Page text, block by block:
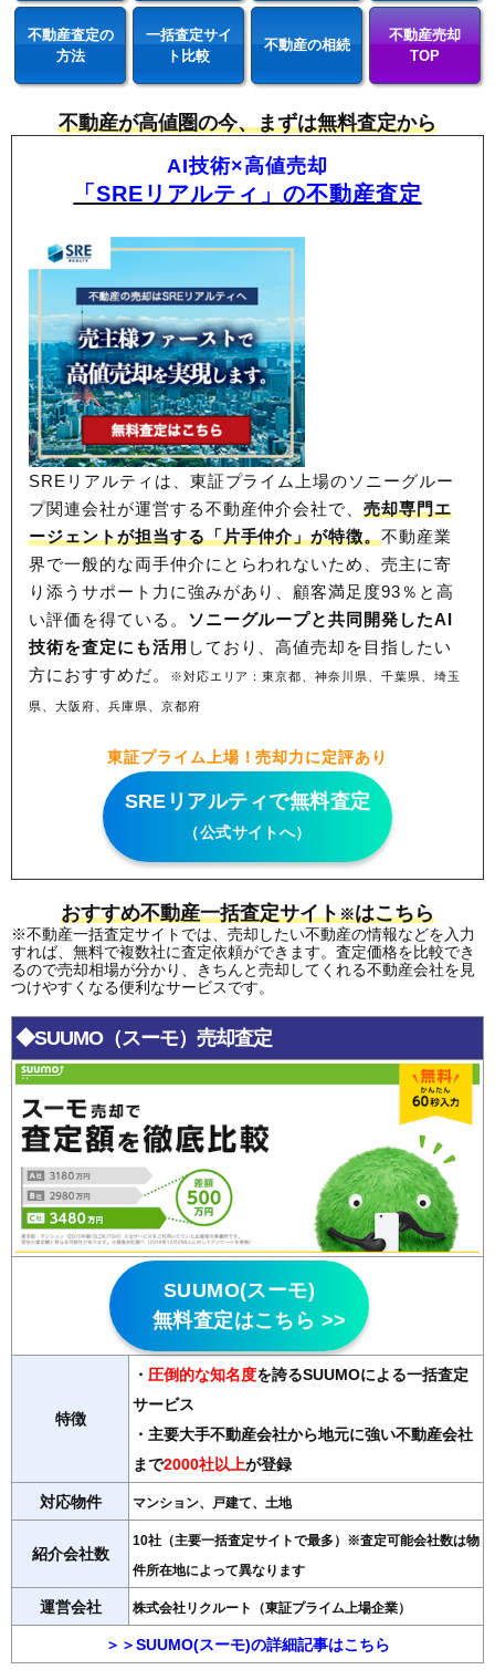
不動産査定の
方法
一括査定サイ
ト比較
不動産の相続
不動産売却
TOP
不動産が高値圏の今、まずは無料査定から
AI技術×高値売却
「SREリアルティ」の不動産査定
SREリアルティは、東証プライム上場のソニーグルー
プ関連会社が運営する不動産仲介会社で、売却専門エ
ージェントが担当する「片手仲介」が特徴。不動産業
界で一般的な両手仲介にとらわれないため、売主に寄
り添うサポート力に強みがあり、顧客満足度93％と高
い評価を得ている。 ソニーグループと共同開発したAI
技術を査定にも活用 しており、高値売却を目指したい
方におすすめだ。
※対応エリア：東京都、神奈川県、千葉県、埼玉
県、大阪府、兵庫県、京都府
東証プライム上場！売却力に定評あり
SREリアルティで無料査定
（公式サイトへ）
おすすめ不動産一括査定サイト※はこちら
※不動産一括査定サイトでは、売却したい不動産の情報などを入力
すれば、無料で複数社に査定依頼ができます。査定価格を比較でき
るので売却相場が分かり、きちんと売却してくれる不動産会社を見
つけやすくなる便利なサービスです。
◆SUUMO（スーモ）売却査定
SUUMO(スーモ)
無料査定はこちら >>
特徴
・ 圧倒的な知名度を誇るSUUMOによる一括査定
サービス
・主要大手不動産会社から地元に強い不動産会社
まで2000社以上が登録
対応物件 マンション、戸建て、土地
紹介会社数
10社（主要一括査定サイトで最多）※査定可能会社数は物
件所在地によって異なります
運営会社 株式会社リクルート（東証プライム上場企業）
＞＞SUUMO(スーモ)の詳細記事はこちら